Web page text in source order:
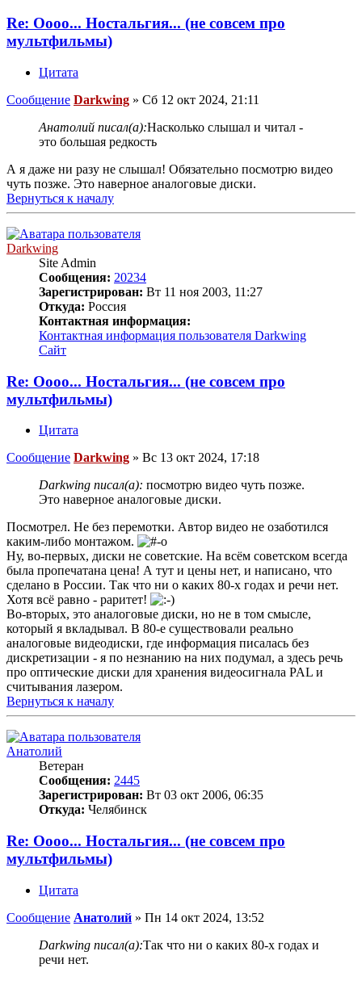
Re: Оооо... Ностальгия... (не совсем про
мультфильмы)
Цитата
Сообщение Darkwing » Сб 12 окт 2024, 21:11
Анатолий писал(а):Насколько слышал и читал -
это большая редкость
А я даже ни разу не слышал! Обязательно посмотрю видео
чуть позже. Это наверное аналоговые диски.
Вернуться к началу
Darkwing
Site Admin
Сообщения: 20234
Зарегистрирован: Вт 11 ноя 2003, 11:27
Откуда: Россия
Контактная информация:
Контактная информация пользователя Darkwing
Сайт
Re: Оооо... Ностальгия... (не совсем про
мультфильмы)
Цитата
Сообщение Darkwing » Вс 13 окт 2024, 17:18
Darkwing писал(а): посмотрю видео чуть позже.
Это наверное аналоговые диски.
Посмотрел. Не без перемотки. Автор видео не озаботился
каким-либо монтажом.
Ну, во-первых, диски не советские. На всём советском всегда
была пропечатана цена! А тут и цены нет, и написано, что
сделано в России. Так что ни о каких 80-х годах и речи нет.
Хотя всё равно - раритет!
Во-вторых, это аналоговые диски, но не в том смысле,
который я вкладывал. В 80-е существовали реально
аналоговые видеодиски, где информация писалась без
дискретизации - я по незнанию на них подумал, а здесь речь
про оптические диски для хранения видеосигнала PAL и
считывания лазером.
Вернуться к началу
Анатолий
Ветеран
Сообщения: 2445
Зарегистрирован: Вт 03 окт 2006, 06:35
Откуда: Челябинск
Re: Оооо... Ностальгия... (не совсем про
мультфильмы)
Цитата
Сообщение Анатолий » Пн 14 окт 2024, 13:52
Darkwing писал(а):Так что ни о каких 80-х годах и
речи нет.